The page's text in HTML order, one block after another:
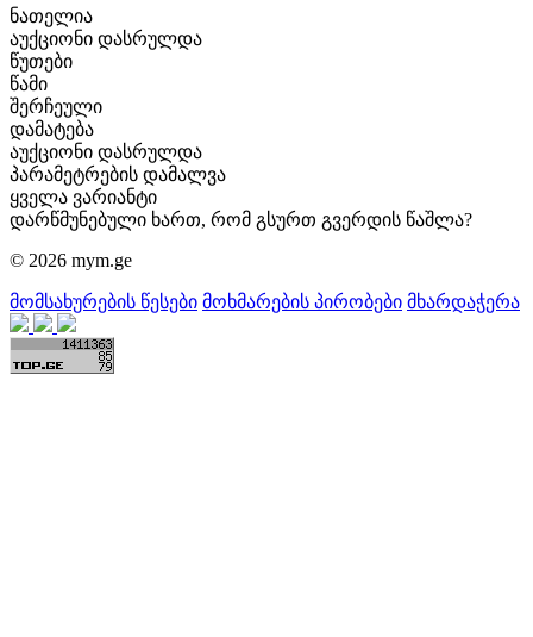
ნათელია
აუქციონი დასრულდა
წუთები
წამი
შერჩეული
დამატება
აუქციონი დასრულდა
პარამეტრების დამალვა
ყველა ვარიანტი
დარწმუნებული ხართ, რომ გსურთ გვერდის წაშლა?
© 2026 mym.ge
მომსახურების წესები მოხმარების პირობები მხარდაჭერა